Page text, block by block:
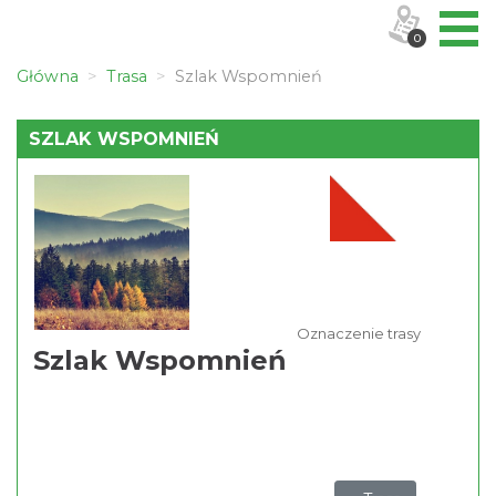
Główna Trasa Szlak Wspomnień
SZLAK WSPOMNIEŃ
Szlak Wspomnień
Oznaczenie trasy
0